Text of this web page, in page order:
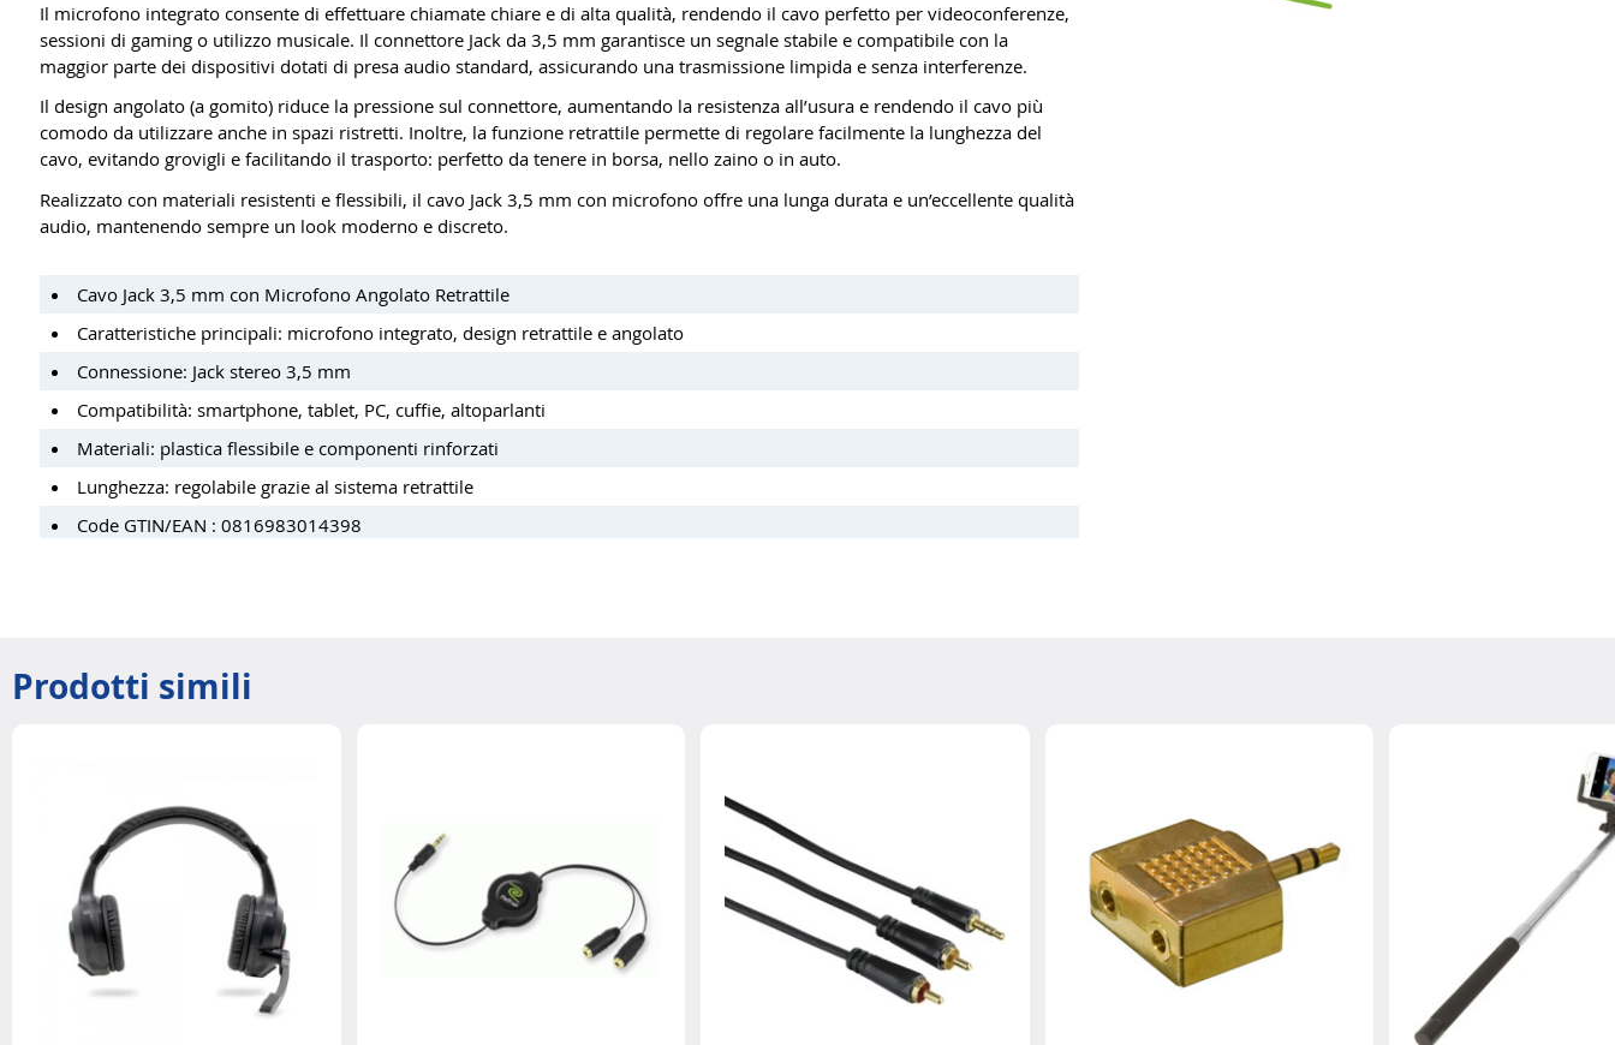
Il microfono integrato consente di effettuare chiamate chiare e di alta qualità, rendendo il cavo perfetto per videoconferenze,
sessioni di gaming o utilizzo musicale. Il connettore Jack da 3,5 mm garantisce un segnale stabile e compatibile con la
maggior parte dei dispositivi dotati di presa audio standard, assicurando una trasmissione limpida e senza interferenze.
Il design angolato (a gomito) riduce la pressione sul connettore, aumentando la resistenza all’usura e rendendo il cavo più
comodo da utilizzare anche in spazi ristretti. Inoltre, la funzione retrattile permette di regolare facilmente la lunghezza del
cavo, evitando grovigli e facilitando il trasporto: perfetto da tenere in borsa, nello zaino o in auto.
Realizzato con materiali resistenti e flessibili, il cavo Jack 3,5 mm con microfono offre una lunga durata e un’eccellente qualità
audio, mantenendo sempre un look moderno e discreto.
Cavo Jack 3,5 mm con Microfono Angolato Retrattile
Caratteristiche principali: microfono integrato, design retrattile e angolato
Connessione: Jack stereo 3,5 mm
Compatibilità: smartphone, tablet, PC, cuffie, altoparlanti
Materiali: plastica flessibile e componenti rinforzati
Lunghezza: regolabile grazie al sistema retrattile
Code GTIN/EAN : 0816983014398
Prodotti simili